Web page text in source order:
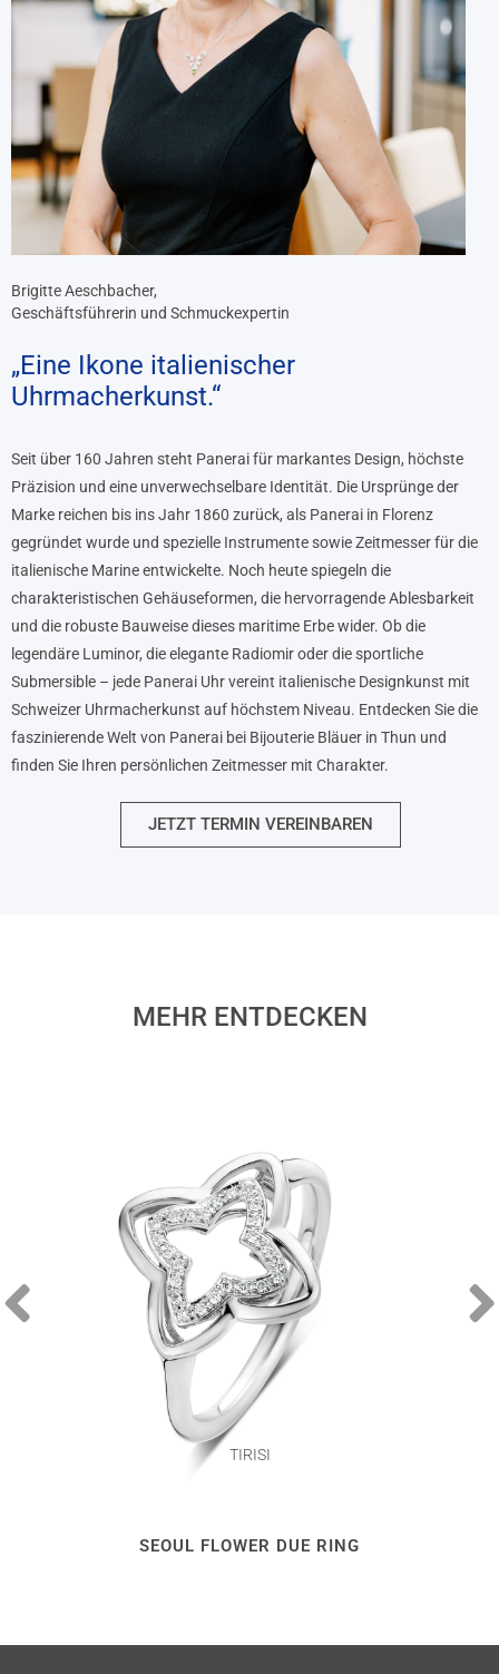
Brigitte Aeschbacher,
Geschäftsführerin und Schmuckexpertin
„Eine Ikone italienischer
Uhrmacherkunst.“
Seit über 160 Jahren steht Panerai für markantes Design, höchste
Präzision und eine unverwechselbare Identität. Die Ursprünge der
Marke reichen bis ins Jahr 1860 zurück, als Panerai in Florenz
gegründet wurde und spezielle Instrumente sowie Zeitmesser für die
italienische Marine entwickelte. Noch heute spiegeln die
charakteristischen Gehäuseformen, die hervorragende Ablesbarkeit
und die robuste Bauweise dieses maritime Erbe wider. Ob die
legendäre Luminor, die elegante Radiomir oder die sportliche
Submersible – jede Panerai Uhr vereint italienische Designkunst mit
Schweizer Uhrmacherkunst auf höchstem Niveau. Entdecken Sie die
faszinierende Welt von Panerai bei Bijouterie Bläuer in Thun und
finden Sie Ihren persönlichen Zeitmesser mit Charakter.
JETZT TERMIN VEREINBAREN
MEHR ENTDECKEN
TIRISI
SEOUL FLOWER DUE RING